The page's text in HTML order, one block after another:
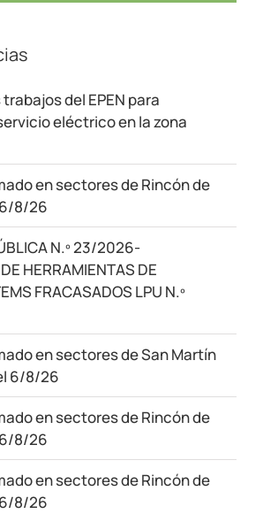
del EPEN para
eléctrico en la zona
en sectores de Rincón de
8/26
N.º 23/2026-
HERRAMIENTAS DE
FRACASADOS LPU N.º
en sectores de San Martín
6/8/26
en sectores de Rincón de
8/26
en sectores de Rincón de
8/26